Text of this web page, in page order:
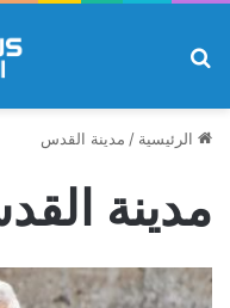
الرئيسية / مدينة القدس
مدينة